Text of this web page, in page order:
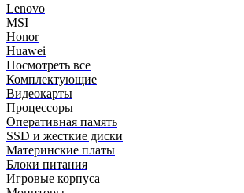
Lenovo
MSI
Honor
Huawei
Посмотреть все
Комплектующие
Видеокарты
Процессоры
Оперативная память
SSD и жесткие диски
Материнские платы
Блоки питания
Игровые корпуса